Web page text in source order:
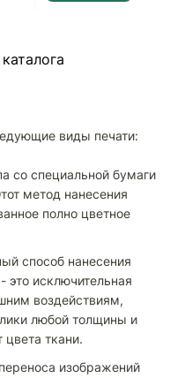
виды печати:
со специальной бумаги
метод нанесения
полно цветное
способ нанесения
это исключительная
воздействиям,
любой толщины и
цвета ткани.
изображений